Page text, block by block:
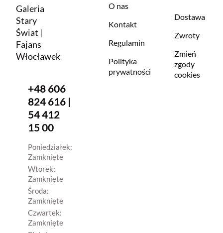
Galeria
Stary
Świat |
Fajans
Włocławek
+48 606
824 616 |
54 412
15 00
Poniedziałek:
Zamknięte
Wtorek:
Zamknięte
Środa:
Zamknięte
Czwartek:
Zamknięte
O nas
Kontakt
Regulamin
Polityka
prywatności
Dostawa
Zwroty
Zmień
zgody
cookies